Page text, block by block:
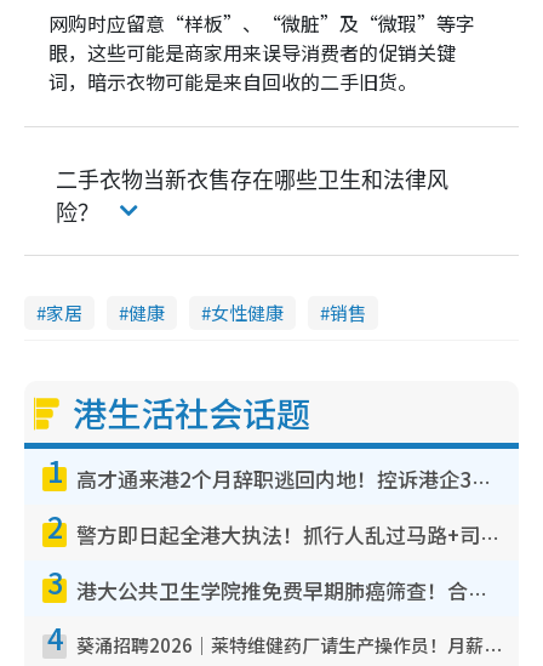
网购时应留意“样板”、“微脏”及“微瑕”等字
眼，这些可能是商家用来误导消费者的促销关键
词，暗示衣物可能是来自回收的二手旧货。
二手衣物当新衣售存在哪些卫生和法律风
险？
家居 健康 女性健康 销售
港生活社会话题
1 高才通来港2个月辞职逃回内地！控诉港企3宗罪，叹微管理极窒息
2 警方即日起全港大执法！抓行人乱过马路+司机不专注驾驶！乱过马路罚$2000
3 港大公共卫生学院推免费早期肺癌筛查！合资格人士将获全额资助定期血液化验/电脑断层扫描/风险评估
4 葵涌招聘2026｜莱特维健药厂请生产操作员！月薪高达$1.7万 冷气厂房/五天工作/保障双粮